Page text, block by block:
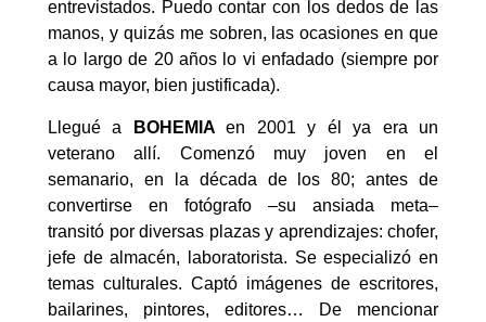
entrevistados. Puedo contar con los dedos de las
manos, y quizás me sobren, las ocasiones en que
a lo largo de 20 años lo vi enfadado (siempre por
causa mayor, bien justificada).
Llegué a BOHEMIAen 2001 y él ya era un
veterano allí. Comenzó muy joven en el
semanario, en la década de los 80; antes de
convertirse en fotógrafo –su ansiada meta–
transitó por diversas plazas y aprendizajes: chofer,
jefe de almacén, laboratorista. Se especializó en
temas culturales. Captó imágenes de escritores,
bailarines, pintores, editores… De mencionar